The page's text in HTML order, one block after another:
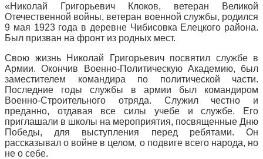
«Николай Григорьевич Клоков, ветеран Великой
Отечественной войны, ветеран военной службы, родился
9 мая 1923 года в деревне Чибисовка Елецкого района.
Был призван на фронт из родных мест.
Свою жизнь Николай Григорьевич посвятил службе в
Армии. Окончив Военно-Политическую Академию, был
заместителем командира по политической части.
Последние годы службы в армии был командиром
Военно-Строительного отряда. Служил честно и
преданно, отдавая все силы учебе и службе. Его
приглашали в школы на мероприятия, посвященные Дню
Победы, для выступления перед ребятами. Он
рассказывал о войне в целом, о подвиге всего народа, но
не о себе.